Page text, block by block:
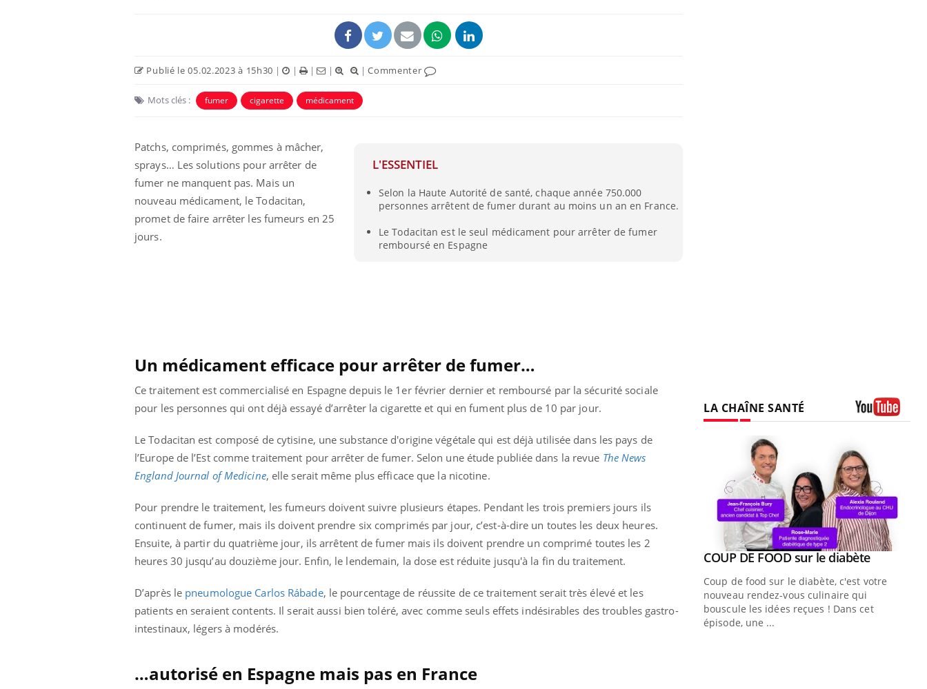
Publié le 05.02.2023 à 15h30 | | | | |Commenter
Mots clés : fumer cigarette médicament
L'ESSENTIEL
Selon la Haute Autorité de santé, chaque année 750.000
personnes arrêtent de fumer durant au moins un an en France.
Le Todacitan est le seul médicament pour arrêter de fumer
remboursé en Espagne
Patchs, comprimés, gommes à mâcher,
sprays… Les solutions pour arrêter de
fumer ne manquent pas. Mais un
nouveau médicament, le Todacitan,
promet de faire arrêter les fumeurs en 25
jours.
Un médicament efficace pour arrêter de fumer…
Ce traitement est commercialisé en Espagne depuis le 1er février dernier et remboursé par la sécurité sociale
pour les personnes qui ont déjà essayé d’arrêter la cigarette et qui en fument plus de 10 par jour.
Le Todacitan est composé de cytisine, une substance d'origine végétale qui est déjà utilisée dans les pays de
l’Europe de l’Est comme traitement pour arrêter de fumer. Selon une étude publiée dans la revue The News
England Journal of Medicine, elle serait même plus efficace que la nicotine.
Pour prendre le traitement, les fumeurs doivent suivre plusieurs étapes. Pendant les trois premiers jours ils
continuent de fumer, mais ils doivent prendre six comprimés par jour, c’est-à-dire un toutes les deux heures.
Ensuite, à partir du quatrième jour, ils arrêtent de fumer mais ils doivent prendre un comprimé toutes les 2
heures 30 jusqu’au douzième jour. Enfin, le lendemain, la dose est réduite jusqu'à la fin du traitement.
D’après le pneumologue Carlos Rábade, le pourcentage de réussite de ce traitement serait très élevé et les
patients en seraient contents. Il serait aussi bien toléré, avec comme seuls effets indésirables des troubles gastro-
intestinaux, légers à modérés.
…autorisé en Espagne mais pas en France
LA CHAÎNE SANTÉ
Eczéma Chronique des Mains : se
préparer pour l’été !Youtube
L'été arrive… et avec lui, un tout nouveau
rythme de vie ! Vacances, plage, piscine,
soleil, activités en plein air… Nos mains
Youtube
Diabète & Ramadan 2026Youtube
nombreuses personnes atteintes de
diabète, c'est une période de questions, de
Youtube
Un « jumeau numérique » pour
faciliter l’accès à la médecine
Un établissement lié à un groupe
mutualiste innove en matière de bilan de
Youtube
COUP DE FOOD sur le diabèteYoutube
Coup de food sur le diabète, c'est votre
nouveau rendez-vous culinaire qui
bouscule les idées reçues ! Dans cet
épisode, une ...